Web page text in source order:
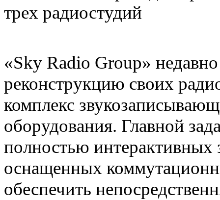
«Sky Radio Group»
реконструкцию своих
комплекс
оборудования. Главной
полностью
оснащенных
обеспечить